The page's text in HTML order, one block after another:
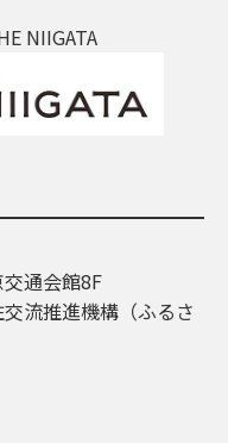
NIIGATA
通会館8F
流推進機構（ふるさ